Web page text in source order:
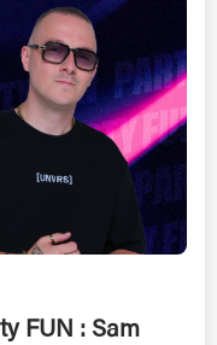
FUN : Sam